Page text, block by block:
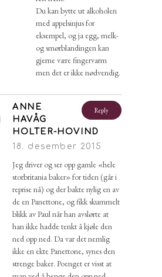
Du kan bytte ut alkoholen
med appelsinjus for
eksempel, og ja egg, melk-
og smørblandingen kan
gjerne være fingervarm
men det er ikke nødvendig.
Reply
ANNE
HAVÅG
HOLTER-HOVIND
18. desember 2015
Jeg driver og ser opp gamle «hele
storbritania baker» for tiden (går i
reprise nå) og der bakte nylig en av
de en Panettone, og fikk skummelt
blikk av Paul når han avslørte at
han ikke hadde tenkt å kjøle den
ned opp ned. Da var det nemlig
ikke en ekte Panettone, synes den
strenge baker. Poenget er visst at